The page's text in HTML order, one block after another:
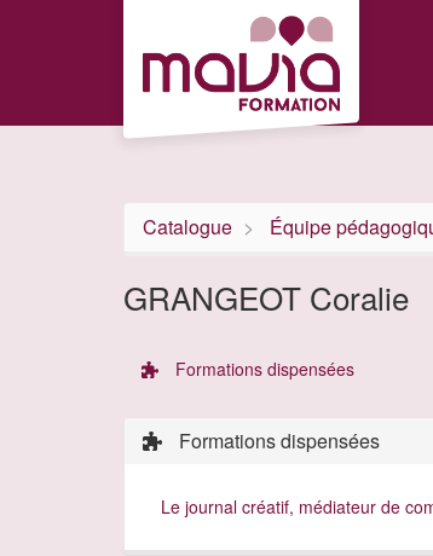
Catalogue Équipe
GRANGEOT Coralie
Formations dispensées
Formations dispensées
Le journal créatif, médiateur de